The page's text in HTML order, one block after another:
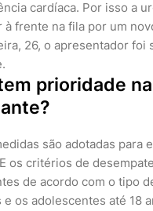
cardíaca. Por isso a
à frente na fila por um
26, o apresentador foi
prioridade
são adotadas para
os critérios de
de acordo com o tipo
e os adolescentes até 18